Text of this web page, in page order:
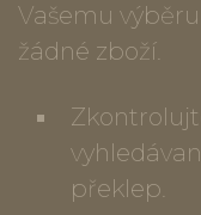
Vašemu
žádné zboží.
překlep.